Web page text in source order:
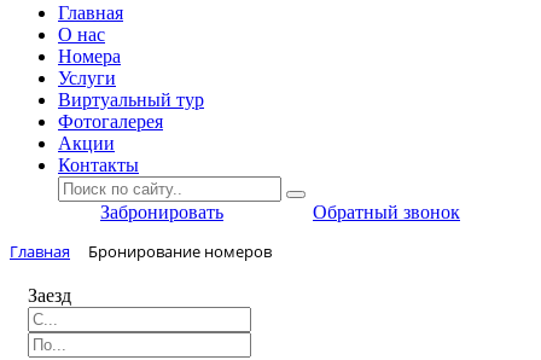
Главная
O нас
Номера
Услуги
Виртуальный тур
Фотогалерея
Акции
Контакты
Забронировать Обратный звонок
Главная Бронирование номеров
Заезд